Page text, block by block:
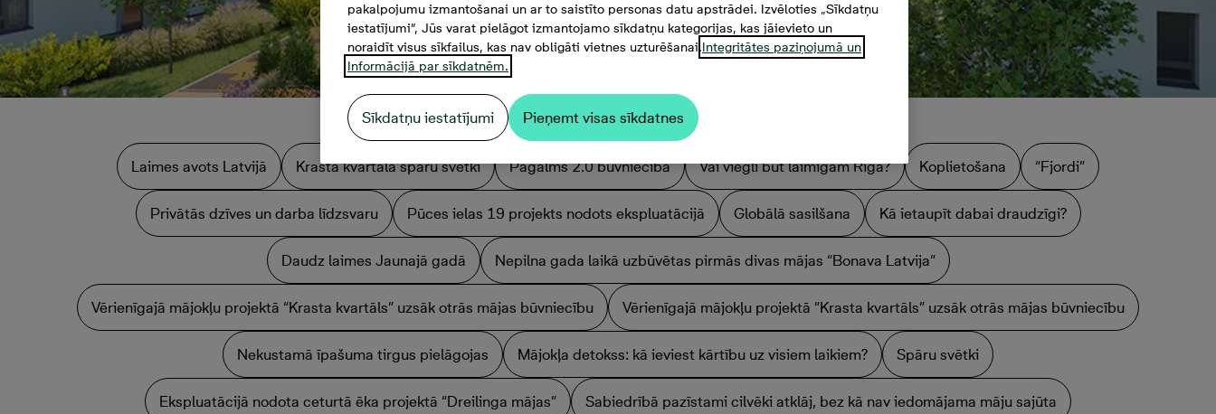
Laimes avots Latvijā Krasta kvartāla spāru svētki Pagalms 2.0 būvniecība Vai viegli būt laimīgam Rīgā? Koplietošana “Fjordi”
Privātās dzīves un darba līdzsvaru Pūces ielas 19 projekts nodots ekspluatācijā Globālā sasilšana Kā ietaupīt dabai draudzīgi?
Daudz laimes Jaunajā gadā Nepilna gada laikā uzbūvētas pirmās divas mājas “Bonava Latvija”
Vērienīgajā mājokļu projektā “Krasta kvartāls” uzsāk otrās mājas būvniecību Vērienīgajā mājokļu projektā “Krasta kvartāls” uzsāk otrās mājas būvniecību
Nekustamā īpašuma tirgus pielāgojas Mājokļa detokss: kā ieviest kārtību uz visiem laikiem? Spāru svētki
Ekspluatācijā nodota ceturtā ēka projektā “Dreilinga mājas” Sabiedrībā pazīstami cilvēki atklāj, bez kā nav iedomājama māju sajūta
pakalpojumu izmantošanai un ar to saistīto personas datu apstrādei. Izvēloties „Sīkdatņu
iestatījumi”, Jūs varat pielāgot izmantojamo sīkdatņu kategorijas, kas jāievieto un
noraidīt visus sīkfailus, kas nav obligāti vietnes uzturēšanai.Integritātes paziņojumā un
Informācijā par sīkdatnēm.
Sīkdatņu iestatījumi Pieņemt visas sīkdatnes